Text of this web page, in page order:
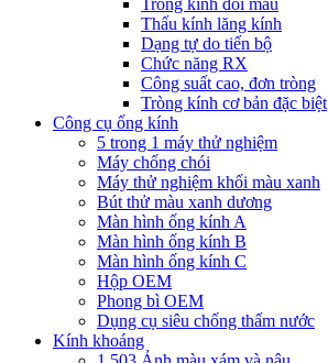
Thấu kính lăng kính
Dạng tự do tiến bộ
Chức năng RX
Công suất cao, đơn tròng
Tròng kính cơ bản đặc biệt
Công cụ ống kính
5 trong 1 máy thử nghiệm
Máy chống chói
Máy thử nghiệm khối màu xanh
Bút thử màu xanh dương
Màn hình ống kính A
Màn hình ống kính B
Màn hình ống kính C
Hộp OEM
Phong bì OEM
Dụng cụ siêu chống thấm nước
Kính khoáng